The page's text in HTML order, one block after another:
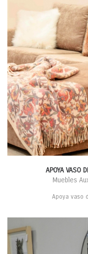
APOYA VASO
Muebles
Apoya vaso